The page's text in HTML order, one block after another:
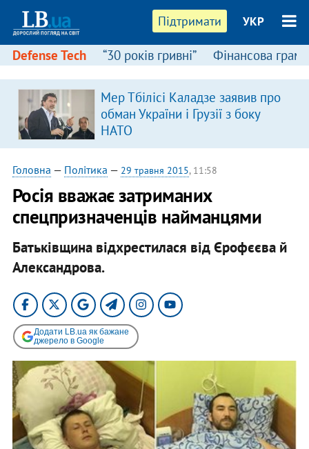
Підтримати УКР
Defense Tech “30 років гривні” Фінансова
Мер Тбілісі Каладзе заявив про
обман України і Грузії з боку
НАТО
Головна — Політика — 29 травня 2015, 11:58
Росія вважає затриманих
спецпризначенців найманцями
Батьківщина відхрестилася від Єрофєєва й
Александрова.
Додати LB.ua як бажане
джерело в Google